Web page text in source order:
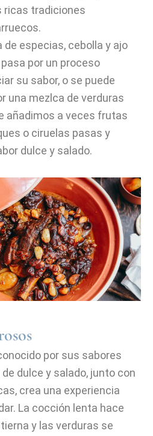
ricas tradiciones
de especias, cebolla y ajo
por un proceso
su sabor, o se puede
una mezlca de verduras
añadimos a veces frutas
o ciruelas pasas y
dulce y salado.
por sus sabores
dulce y salado, junto con
crea una experiencia
La cocción lenta hace
y las verduras se